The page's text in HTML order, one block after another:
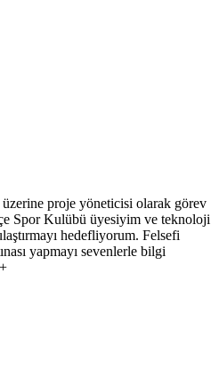
proje yöneticisi olarak görev
Spor Kulübü üyesiyim ve teknoloji
hedefliyorum. Felsefi
yapmayı sevenlerle bilgi